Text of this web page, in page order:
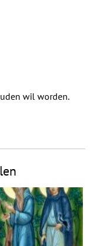
wil worden.